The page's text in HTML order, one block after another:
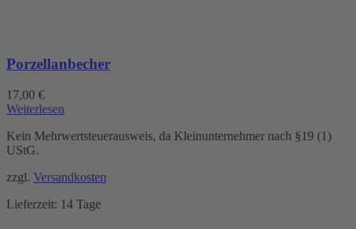
Porzellanbecher
17,00 €
Weiterlesen
Kein Mehrwertsteuerausweis, da Kleinunternehmer nach §19 (1)
UStG.
zzgl. Versandkosten
Lieferzeit: 14 Tage